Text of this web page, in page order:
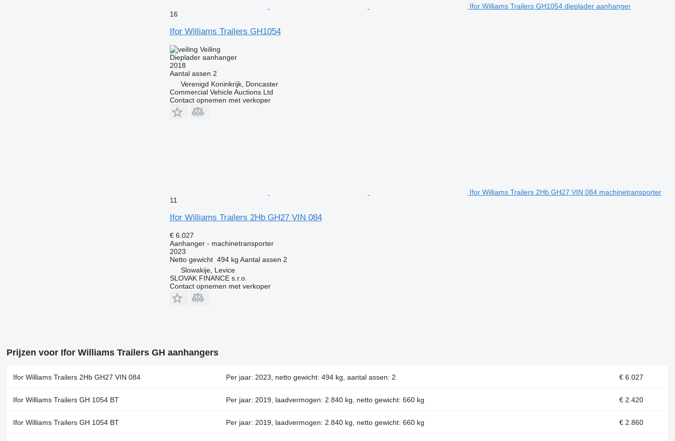
Ifor Williams Trailers GH1054 dieplader aanhanger
16
Ifor Williams Trailers GH1054
Veiling
Dieplader aanhanger
2018
Aantal assen 2
Verenigd Koninkrijk, Doncaster
Commercial Vehicle Auctions Ltd
Contact opnemen met verkoper
Ifor Williams Trailers 2Hb GH27 VIN 084 machinetransporter
11
Ifor Williams Trailers 2Hb GH27 VIN 084
€ 6.027
Aanhanger - machinetransporter
2023
Netto gewicht 494 kg Aantal assen 2
Slowakije, Levice
SLOVAK FINANCE s.r.o.
Contact opnemen met verkoper
Prijzen voor Ifor Williams Trailers GH aanhangers
Ifor Williams Trailers 2Hb GH27 VIN 084 Per jaar: 2023, netto gewicht: 494 kg, aantal assen: 2 € 6.027
Ifor Williams Trailers GH 1054 BT Per jaar: 2019, laadvermogen: 2.840 kg, netto gewicht: 660 kg € 2.420
Ifor Williams Trailers GH 1054 BT Per jaar: 2019, laadvermogen: 2.840 kg, netto gewicht: 660 kg € 2.860